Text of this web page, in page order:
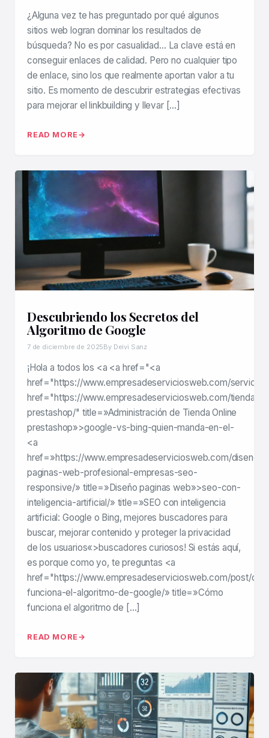
¿Alguna vez te has preguntado por qué algunos
sitios web logran dominar los resultados de
búsqueda? No es por casualidad… La clave está en
conseguir enlaces de calidad. Pero no cualquier tipo
de enlace, sino los que realmente aportan valor a tu
sitio. Es momento de descubrir estrategias efectivas
para mejorar el linkbuilding y llevar […]
READ MORE
Descubriendo los Secretos del
Algoritmo de Google
7 de diciembre de 2025By Deivi Sanz
¡Hola a todos los <a <a href="<a
href="https://www.empresadeserviciosweb.com/
href="https://www.empresadeserviciosweb.com/tienda-
prestashop/" title=»Administración de Tienda Online
prestashop»>google-vs-bing-quien-manda-en-el-
<a
href=»https://www.empresadeserviciosweb.com/diseno-
paginas-web-profesional-empresas-seo-
responsive/» title=»Diseño paginas web»>seo-con-
inteligencia-artificial/» title=»SEO con inteligencia
artificial: Google o Bing, mejores buscadores para
buscar, mejorar contenido y proteger la privacidad
de los usuarios«>buscadores curiosos! Si estás aquí,
es porque como yo, te preguntas <a
href="https://www.empresadeserviciosweb.com/post/
funciona-el-algoritmo-de-google/» title=»Cómo
funciona el algoritmo de […]
READ MORE